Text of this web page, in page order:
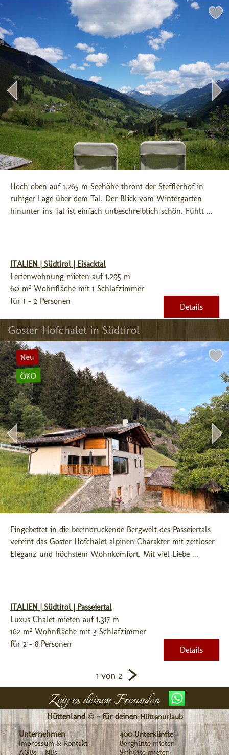
Hoch oben auf 1.265 m Seehöhe thront der Stefflerhof in
ruhiger Lage über dem Tal. Der Blick vom Wintergarten
hinunter ins Tal ist einfach unbeschreiblich schön. Fühlt ...
ITALIEN | Südtirol | Eisacktal
Ferienwohnung mieten auf 1.295 m
60 m² Wohnfläche mit 1 Schlafzimmer
für 1 - 2 Personen
Details
Goster Hofchalet in Südtirol
Neu
ÖKO
Eingebettet in die beeindruckende Bergwelt des Passeiertals
vereint das Goster Hofchalet alpinen Charakter mit zeitloser
Eleganz und höchstem Wohnkomfort. Mit viel Liebe ...
ITALIEN | Südtirol | Passeiertal
Luxus Chalet mieten auf 1.317 m
162 m² Wohnfläche mit 3 Schlafzimmer
für 2 - 8 Personen
Details
1 von 2 >
Zeig es deinen Freunden
Hüttenland © - für deinen Hüttenurlaub
Unternehmen
Impressum & Kontakt
AGBs
NBs
400 Unterkünfte
Berghütte mieten
Skihütte mieten